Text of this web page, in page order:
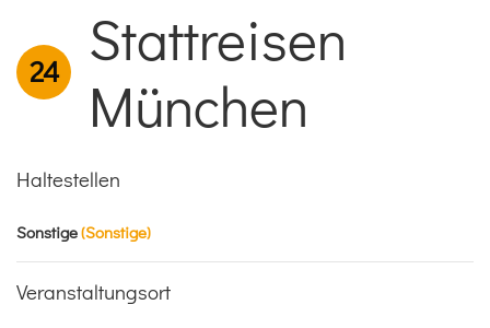
24
Stattreisen
München
Haltestellen
Sonstige(Sonstige)
Veranstaltungsort